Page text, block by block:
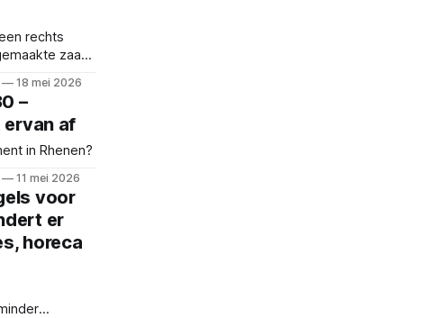
rechts
zaak,
heel
18 mei 2026
–
ervan af
in Rhenen?
11 mei 2026
voor
er
horeca